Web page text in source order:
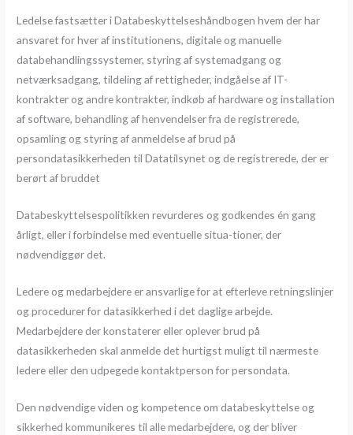
Ledelse fastsætter i Databeskyttelseshåndbogen hvem der har
ansvaret for hver af institutionens, digitale og manuelle
databehandlingssystemer, styring af systemadgang og
netværksadgang, tildeling af rettigheder, indgåelse af IT-
kontrakter og andre kontrakter, indkøb af hardware og installation
af software, behandling af henvendelser fra de registrerede,
opsamling og styring af anmeldelse af brud på
persondatasikkerheden til Datatilsynet og de registrerede, der er
berørt af bruddet
Databeskyttelsespolitikken revurderes og godkendes én gang
årligt, eller i forbindelse med eventuelle situa-tioner, der
nødvendiggør det.
Ledere og medarbejdere er ansvarlige for at efterleve retningslinjer
og procedurer for datasikkerhed i det daglige arbejde.
Medarbejdere der konstaterer eller oplever brud på
datasikkerheden skal anmelde det hurtigst muligt til nærmeste
ledere eller den udpegede kontaktperson for persondata.
Den nødvendige viden og kompetence om databeskyttelse og
sikkerhed kommunikeres til alle medarbejdere, og der bliver